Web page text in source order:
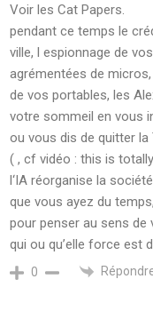
Voir les Cat Papers.
pendant ce temps le
ville, l espionnage de
agrémentées de
de vos portables, les
votre sommeil en vous
ou vous dis de quitter la
( , cf vidéo : this is
l‘IA réorganise la
que vous ayez du
pour penser au sens de
qui ou qu’elle force est
0